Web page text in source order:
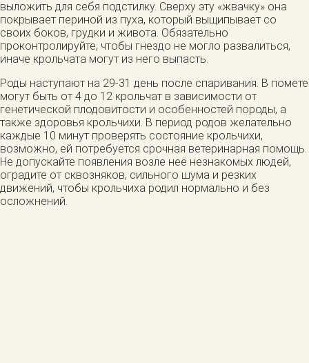
выложить для себя подстилку. Сверху эту «жвачку» она
покрывает периной из пуха, который выщипывает со
своих боков, грудки и живота. Обязательно
проконтролируйте, чтобы гнездо не могло развалиться,
иначе крольчата могут из него выпасть.
Роды наступают на 29-31 день после спаривания. В помете
могут быть от 4 до 12 крольчат в зависимости от
генетической плодовитости и особенностей породы, а
также здоровья крольчихи. В период родов желательно
каждые 10 минут проверять состояние крольчихи,
возможно, ей потребуется срочная ветеринарная помощь.
Не допускайте появления возле неё незнакомых людей,
оградите от сквозняков, сильного шума и резких
движений, чтобы крольчиха родил нормально и без
осложнений.